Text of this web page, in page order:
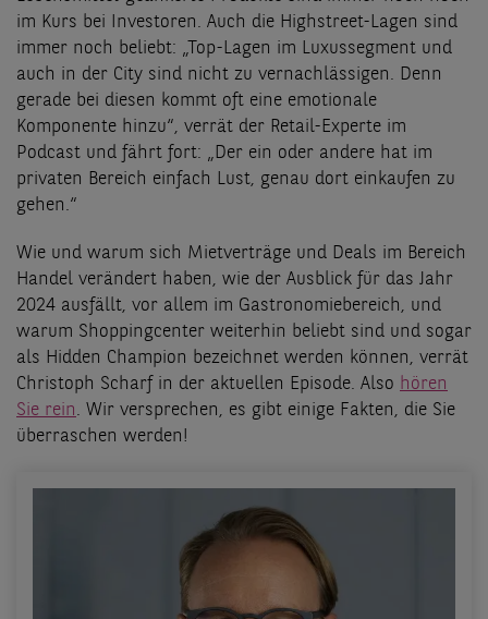
im Kurs bei Investoren. Auch die Highstreet-Lagen sind
immer noch beliebt: „Top-Lagen im Luxussegment und
auch in der City sind nicht zu vernachlässigen. Denn
gerade bei diesen kommt oft eine emotionale
Komponente hinzu“, verrät der Retail-Experte im
Podcast und fährt fort: „Der ein oder andere hat im
privaten Bereich einfach Lust, genau dort einkaufen zu
gehen.“
Wie und warum sich Mietverträge und Deals im Bereich
Handel verändert haben, wie der Ausblick für das Jahr
2024 ausfällt, vor allem im Gastronomiebereich, und
warum Shoppingcenter weiterhin beliebt sind und sogar
als Hidden Champion bezeichnet werden können, verrät
Christoph Scharf in der aktuellen Episode. Also hören
Sie rein. Wir versprechen, es gibt einige Fakten, die Sie
überraschen werden!